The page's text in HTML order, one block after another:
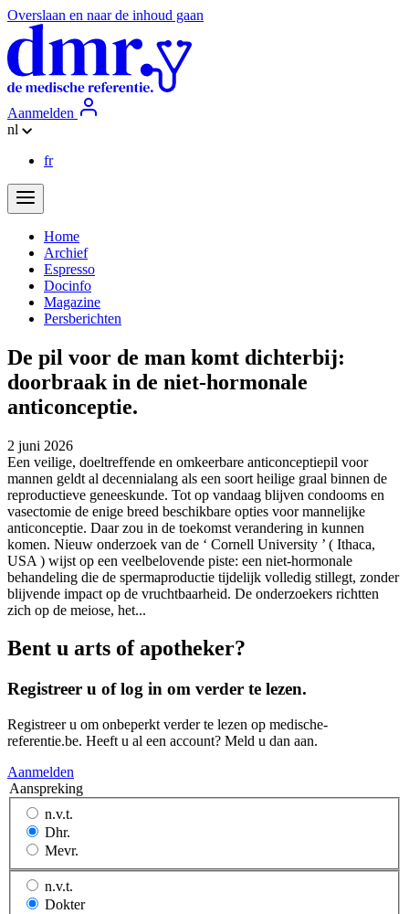
Overslaan en naar de inhoud gaan
Aanmelden
nl
fr
Home
Archief
Espresso
Docinfo
Magazine
Persberichten
De pil voor de man komt dichterbij:
doorbraak in de niet-hormonale
anticonceptie.
2 juni 2026
Een veilige, doeltreffende en omkeerbare anticonceptiepil voor
mannen geldt al decennialang als een soort heilige graal binnen de
reproductieve geneeskunde. Tot op vandaag blijven condooms en
vasectomie de enige breed beschikbare opties voor mannelijke
anticonceptie. Daar zou in de toekomst verandering in kunnen
komen. Nieuw onderzoek van de ‘ Cornell University ’ ( Ithaca,
USA ) wijst op een veelbelovende piste: een niet-hormonale
behandeling die de spermaproductie tijdelijk volledig stillegt, zonder
blijvende impact op de vruchtbaarheid. De onderzoekers richtten
zich op de meiose, het...
Bent u arts of apotheker?
Registreer u of log in om verder te lezen.
Registreer u om onbeperkt verder te lezen op medische-
referentie.be. Heeft u al een account? Meld u dan aan.
Aanmelden
Aanspreking
n.v.t.
Dhr.
Mevr.
n.v.t.
Dokter